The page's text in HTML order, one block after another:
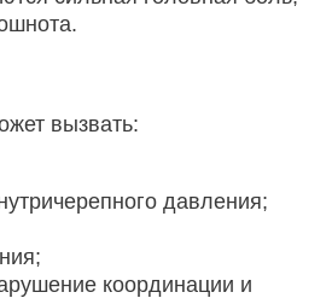
вызвать:
давления;
координации и